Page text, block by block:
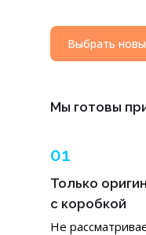
Выбрать
Только
с коробкой
Не
01
Мы готовы